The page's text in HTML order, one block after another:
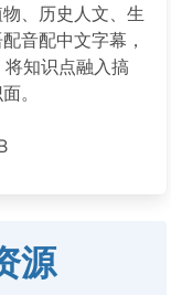
、历史人文、生
音配中文字幕，
知识点融入搞
。
源